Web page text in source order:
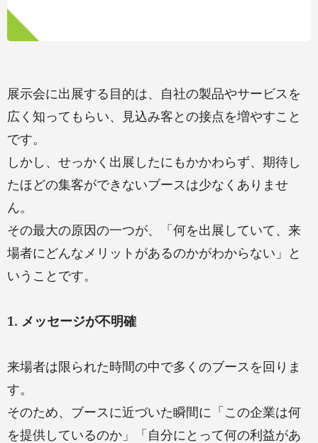
展示会に出展する目的は、自社の製品やサービスを
広く知ってもらい、見込み客との接点を増やすこと
です。
しかし、せっかく出展したにもかかわらず、期待し
たほどの集客ができないブースは少なくありませ
ん。
その最大の原因の一つが、「何を出展していて、来
場者にどんなメリットがあるのかがわからない」と
いうことです。
1. メッセージが不明確
来場者は限られた時間の中で多くのブースを回りま
す。
そのため、ブースに近づいた瞬間に「この企業は何
を提供しているのか」「自分にとって何の利益があ